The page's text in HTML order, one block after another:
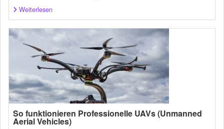
Weiterlesen
So funktionieren Professionelle UAVs (Unmanned
Aerial Vehicles)